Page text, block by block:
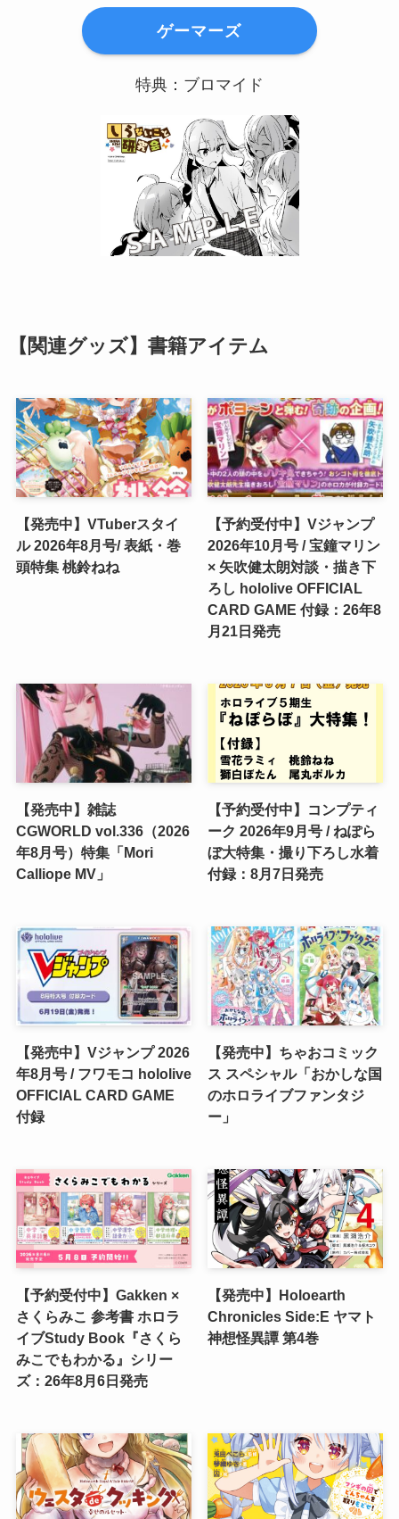
ゲーマーズ
特典：ブロマイド
【関連グッズ】書籍アイテム
【発売中】VTuberスタイ
ル 2026年8月号/ 表紙・巻
頭特集 桃鈴ねね
【予約受付中】Vジャンプ
2026年10月号 / 宝鐘マリン
× 矢吹健太朗対談・描き下
ろし hololive OFFICIAL
CARD GAME 付録：26年8
月21日発売
【発売中】雑誌
CGWORLD vol.336（2026
年8月号）特集「Mori
Calliope MV」
【予約受付中】コンプティ
ーク 2026年9月号 / ねぽら
ぼ大特集・撮り下ろし水着
付録：8月7日発売
【発売中】Vジャンプ 2026
年8月号 / フワモコ hololive
OFFICIAL CARD GAME
付録
【発売中】ちゃおコミック
ス スペシャル「おかしな国
のホロライブファンタジ
ー」
【予約受付中】Gakken ×
さくらみこ 参考書 ホロラ
イブStudy Book『さくら
みこでもわかる』シリー
ズ：26年8月6日発売
【発売中】Holoearth
Chronicles Side:E ヤマト
神想怪異譚 第4巻